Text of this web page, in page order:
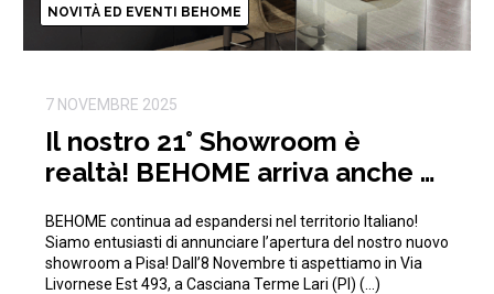
NOVITÀ ED EVENTI BEHOME
7 NOVEMBRE 2025
Il nostro 21° Showroom è
realtà! BEHOME arriva anche a
BEHOME continua ad espandersi nel territorio Italiano!
Siamo entusiasti di annunciare l’apertura del nostro nuovo
showroom a Pisa! Dall’8 Novembre ti aspettiamo in Via
Livornese Est 493, a Casciana Terme Lari (PI) (…)